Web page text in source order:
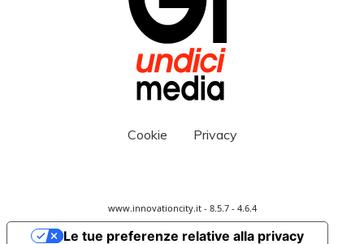
Cookie Privacy
www.innovationcity.it - 8.5.7 - 4.6.4
Le tue preferenze relative alla privacy